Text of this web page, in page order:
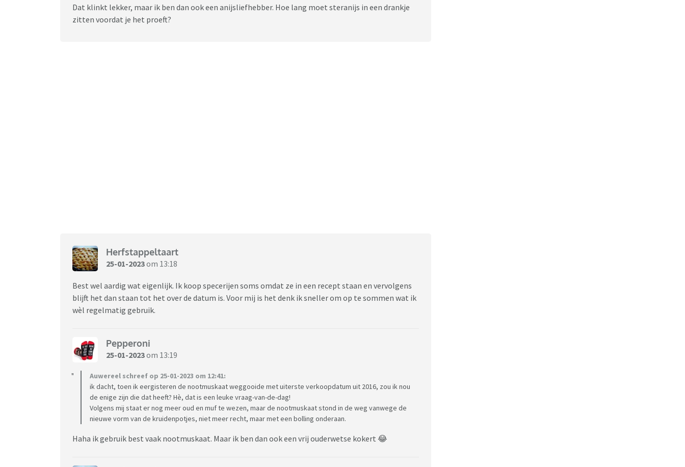
Dat klinkt lekker, maar ik ben dan ook een anijsliefhebber. Hoe lang moet steranijs in een drankje
zitten voordat je het proeft?
Herfstappeltaart
25-01-2023om 13:18
Best wel aardig wat eigenlijk. Ik koop specerijen soms omdat ze in een recept staan en vervolgens
blijft het dan staan tot het over de datum is. Voor mij is het denk ik sneller om op te sommen wat ik
wèl regelmatig gebruik.
Pepperoni
25-01-2023om 13:19
Auwereel schreef op 25-01-2023 om 12:41:
ik dacht, toen ik eergisteren de nootmuskaat weggooide met uiterste verkoopdatum uit 2016, zou ik nou
de enige zijn die dat heeft? Hè, dat is een leuke vraag-van-de-dag!
Volgens mij staat er nog meer oud en muf te wezen, maar de nootmuskaat stond in de weg vanwege de
nieuwe vorm van de kruidenpotjes, niet meer recht, maar met een bolling onderaan.
Haha ik gebruik best vaak nootmuskaat. Maar ik ben dan ook een vrij ouderwetse kokert 😂